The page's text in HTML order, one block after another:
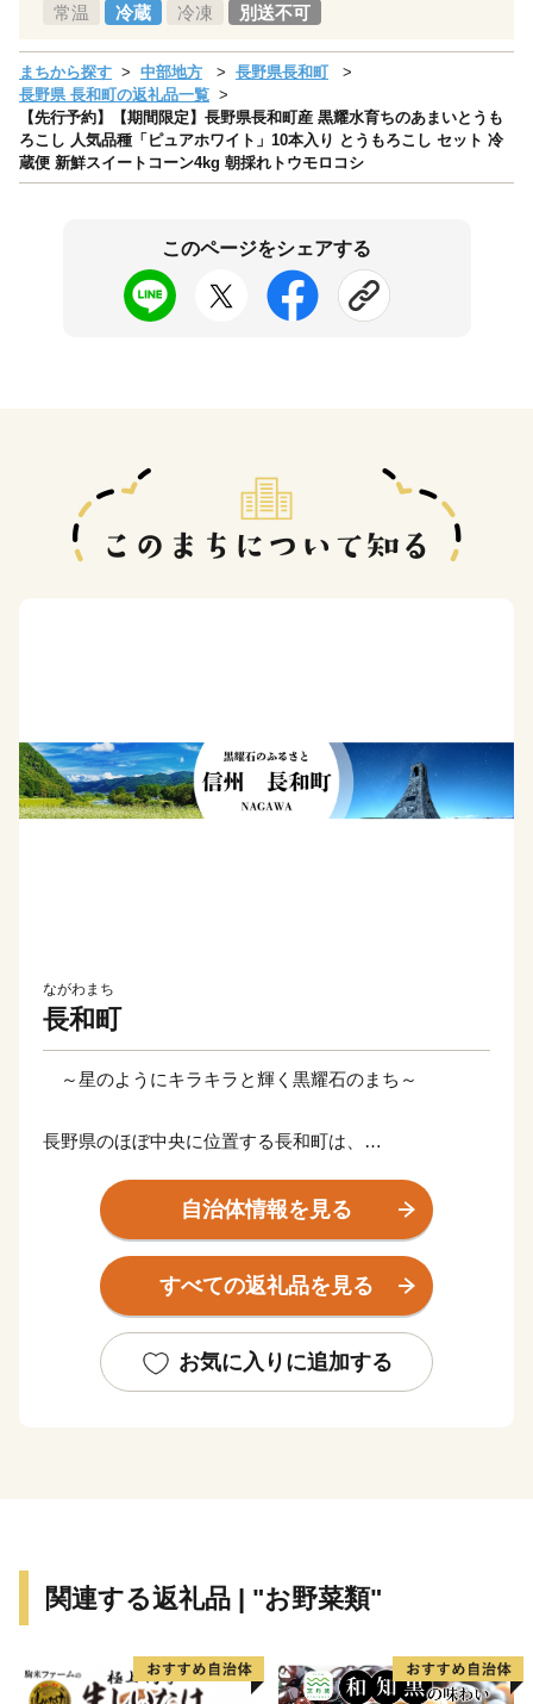
常温 冷蔵 冷凍 別送不可
まちから探す 中部地方
長野県長和町
長野県 長和町の返礼品一覧
【先行予約】【期間限定】長野県長和町産 黒耀水育ちのあまいとうも
ろこし 人気品種「ピュアホワイト」10本入り とうもろこし セット 冷
蔵便 新鮮スイートコーン4kg 朝採れトウモロコシ
このページをシェアする
ながわまち
長和町
～星のようにキラキラと輝く黒耀石のまち～
長野県のほぼ中央に位置する長和町は、
黒耀石のふるさととして、長和町には古代から人々が暮
らしてきました。
場町として栄えた歴史があり、長久保宿、和田宿の２つ
の宿場が当時の面影を残しています。
た湧き水となります。
和町だけのものです。
自治体情報を見る
すべての返礼品を見る
お気に入りに追加する
関連する返礼品 | "お野菜類"